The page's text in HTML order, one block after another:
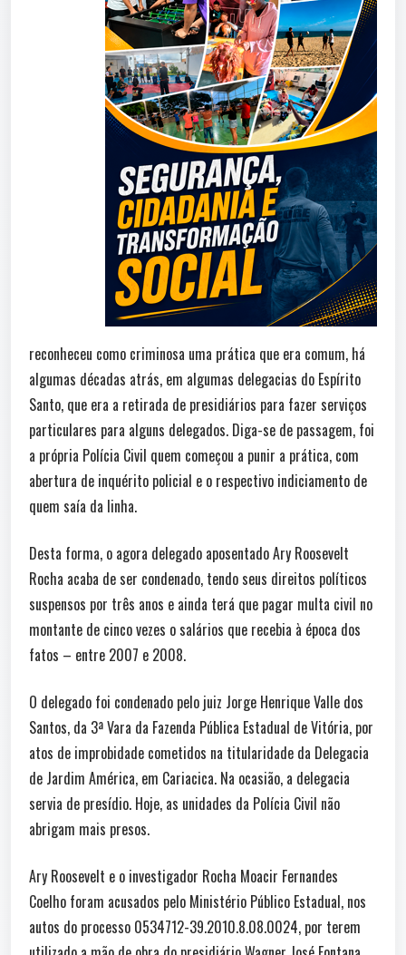
reconheceu como criminosa uma prática que era comum, há
algumas décadas atrás, em algumas delegacias do Espírito
Santo, que era a retirada de presidiários para fazer serviços
particulares para alguns delegados. Diga-se de passagem, foi
a própria Polícia Civil quem começou a punir a prática, com
abertura de inquérito policial e o respectivo indiciamento de
quem saía da linha.
Desta forma, o agora delegado aposentado Ary Roosevelt
Rocha acaba de ser condenado, tendo seus direitos políticos
suspensos por três anos e ainda terá que pagar multa civil no
montante de cinco vezes o salários que recebia à época dos
fatos – entre 2007 e 2008.
O delegado foi condenado pelo juiz Jorge Henrique Valle dos
Santos, da 3ª Vara da Fazenda Pública Estadual de Vitória, por
atos de improbidade cometidos na titularidade da Delegacia
de Jardim América, em Cariacica. Na ocasião, a delegacia
servia de presídio. Hoje, as unidades da Polícia Civil não
abrigam mais presos.
Ary Roosevelt e o investigador Rocha Moacir Fernandes
Coelho foram acusados pelo Ministério Público Estadual, nos
autos do processo 0534712-39.2010.8.08.0024, por terem